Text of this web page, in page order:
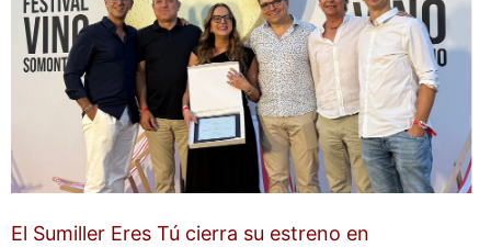
El Sumiller Eres Tú cierra su estreno en